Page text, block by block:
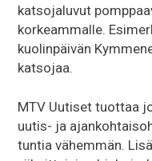
katsojaluvut
korkeammalle.
kuolinpäivän
katsojaa.
MTV Uutiset tuottaa
uutis- ja
tuntia vähemmän.